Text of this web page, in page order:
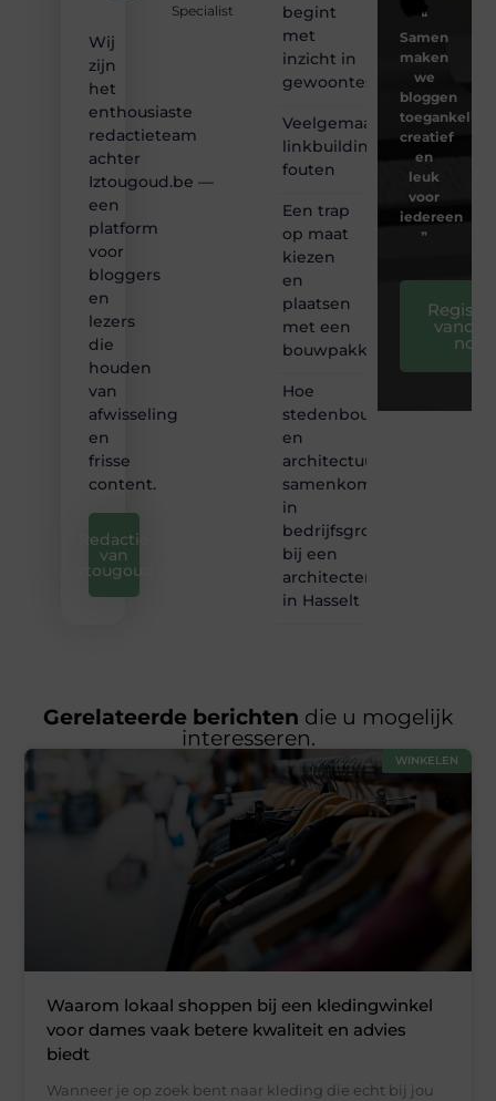
Specialist
Wij
zijn
het
enthousiaste
redactieteam
achter
Iztougoud.be —
een
platform
voor
bloggers
en
lezers
die
houden
van
afwisseling
en
frisse
content.
Redactie
van
iztougoud
begint
met
inzicht in
gewoontes
Veelgemaakte
linkbuilding
fouten
Een trap
op maat
kiezen
en
plaatsen
met een
bouwpakket
Hoe
stedenbouw
en
architectuur
samenkomen
in
bedrijfsgroei
bij een
architectenbureau
in Hasselt
❝
Samen
maken
we
bloggen
toegankelijk,
creatief
en
leuk
voor
iedereen
❞
nog
Gerelateerde berichten die u mogelijk
interesseren.
WINKELEN
Waarom lokaal shoppen bij een kledingwinkel
voor dames vaak betere kwaliteit en advies
biedt
Wanneer je op zoek bent naar kleding die echt bij jou